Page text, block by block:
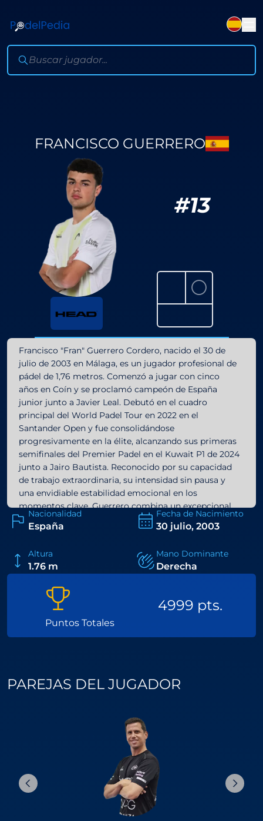
FRANCISCO GUERRERO
#13
⚪
Francisco "Fran" Guerrero Cordero, nacido el 30 de
julio de 2003 en Málaga, es un jugador profesional de
pádel de 1,76 metros. Comenzó a jugar con cinco
años en Coín y se proclamó campeón de España
junior junto a Javier Leal. Debutó en el cuadro
principal del World Padel Tour en 2022 en el
Santander Open y fue consolidándose
progresivamente en la élite, alcanzando sus primeras
semifinales del Premier Padel en el Kuwait P1 de 2024
junto a Jairo Bautista. Reconocido por su capacidad
de trabajo extraordinaria, su intensidad sin pausa y
una envidiable estabilidad emocional en los
momentos clave, Guerrero combina un excepcional
compromiso defensivo con una lectura táctica del
juego que lo sitúa entre los españoles más completos
Nacionalidad
España
Fecha de Nacimiento
30 julio, 2003
Altura
1.76 m
Mano Dominante
Derecha
Puntos Totales
4999 pts.
PAREJAS DEL JUGADOR